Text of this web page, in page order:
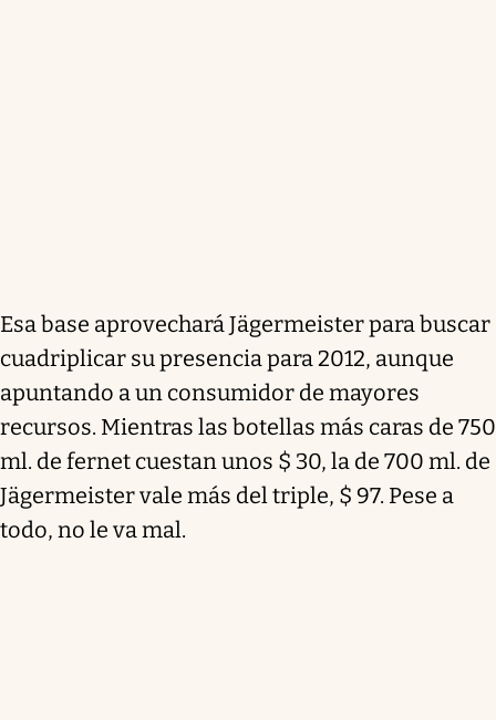
Esa base aprovechará Jägermeister para buscar
cuadriplicar su presencia para 2012, aunque
apuntando a un consumidor de mayores
recursos. Mientras las botellas más caras de 750
ml. de fernet cuestan unos $ 30, la de 700 ml. de
Jägermeister vale más del triple, $ 97. Pese a
todo, no le va mal.